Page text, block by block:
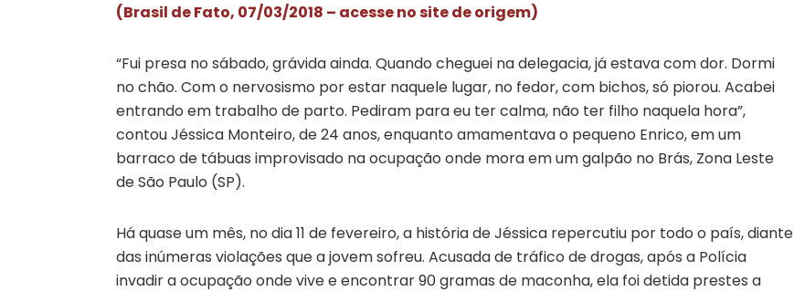
(Brasil de Fato, 07/03/2018 – acesse no site de origem)
“Fui presa no sábado, grávida ainda. Quando cheguei na delegacia, já estava com dor. Dormi
no chão. Com o nervosismo por estar naquele lugar, no fedor, com bichos, só piorou. Acabei
entrando em trabalho de parto. Pediram para eu ter calma, não ter filho naquela hora”,
contou Jéssica Monteiro, de 24 anos, enquanto amamentava o pequeno Enrico, em um
barraco de tábuas improvisado na ocupação onde mora em um galpão no Brás, Zona Leste
de São Paulo (SP).
Há quase um mês, no dia 11 de fevereiro, a história de Jéssica repercutiu por todo o país, diante
das inúmeras violações que a jovem sofreu. Acusada de tráfico de drogas, após a Polícia
invadir a ocupação onde vive e encontrar 90 gramas de maconha, ela foi detida prestes a